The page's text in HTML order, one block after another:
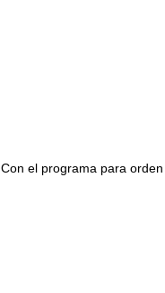
Con el programa para